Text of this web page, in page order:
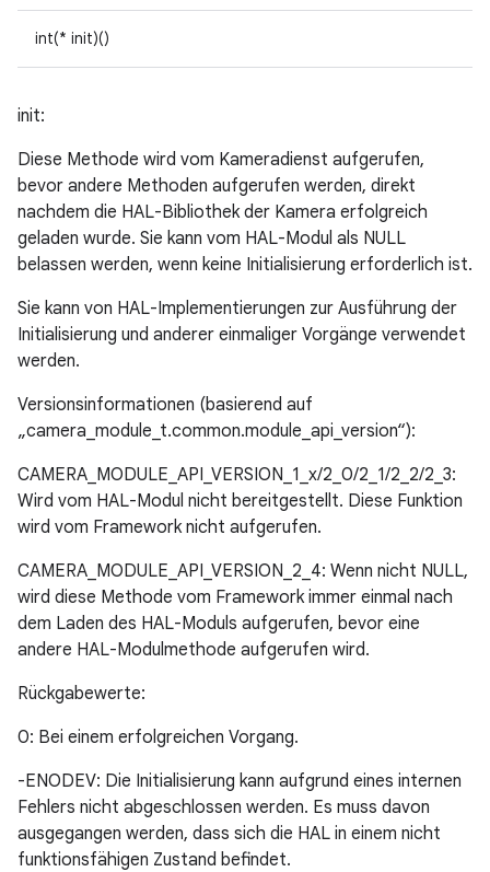
int(* init)()
init:
Diese Methode wird vom Kameradienst aufgerufen,
bevor andere Methoden aufgerufen werden, direkt
nachdem die HAL-Bibliothek der Kamera erfolgreich
geladen wurde. Sie kann vom HAL-Modul als NULL
belassen werden, wenn keine Initialisierung erforderlich ist.
Sie kann von HAL-Implementierungen zur Ausführung der
Initialisierung und anderer einmaliger Vorgänge verwendet
werden.
Versionsinformationen (basierend auf
„camera_module_t.common.module_api_version“):
CAMERA_MODULE_API_VERSION_1_x/2_0/2_1/2_2/2_3:
Wird vom HAL-Modul nicht bereitgestellt. Diese Funktion
wird vom Framework nicht aufgerufen.
CAMERA_MODULE_API_VERSION_2_4: Wenn nicht NULL,
wird diese Methode vom Framework immer einmal nach
dem Laden des HAL-Moduls aufgerufen, bevor eine
andere HAL-Modulmethode aufgerufen wird.
Rückgabewerte:
0: Bei einem erfolgreichen Vorgang.
-ENODEV: Die Initialisierung kann aufgrund eines internen
Fehlers nicht abgeschlossen werden. Es muss davon
ausgegangen werden, dass sich die HAL in einem nicht
funktionsfähigen Zustand befindet.